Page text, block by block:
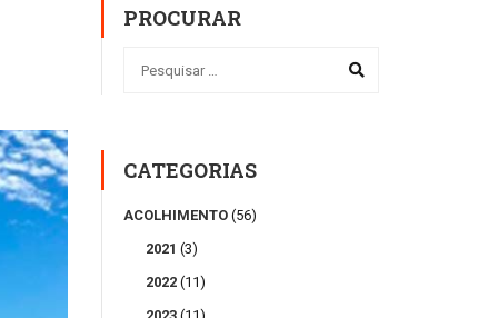
PROCURAR
CATEGORIAS
ACOLHIMENTO (56)
2021 (3)
2022 (11)
2023 (11)